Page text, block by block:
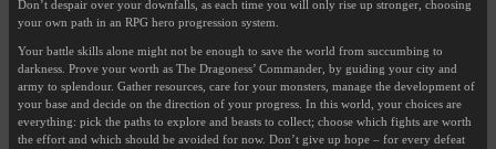
Don’t despair over your downfalls, as each time you will only rise up stronger, choosing
your own path in an RPG hero progression system.
Your battle skills alone might not be enough to save the world from succumbing to
darkness. Prove your worth as The Dragoness’ Commander, by guiding your city and
army to splendour. Gather resources, care for your monsters, manage the development of
your base and decide on the direction of your progress. In this world, your choices are
everything: pick the paths to explore and beasts to collect; choose which fights are worth
the effort and which should be avoided for now. Don’t give up hope – for every defeat